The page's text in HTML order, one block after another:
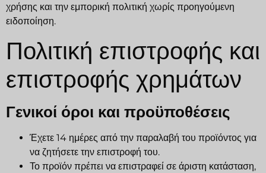
χρήσης και την εμπορική πολιτική χωρίς προηγούμενη
ειδοποίηση.
Πολιτική επιστροφής και
επιστροφής χρημάτων
Γενικοί όροι και προϋποθέσεις
Έχετε 14 ημέρες από την παραλαβή του προϊόντος για
να ζητήσετε την επιστροφή του.
Το προϊόν πρέπει να επιστραφεί σε άριστη κατάσταση,